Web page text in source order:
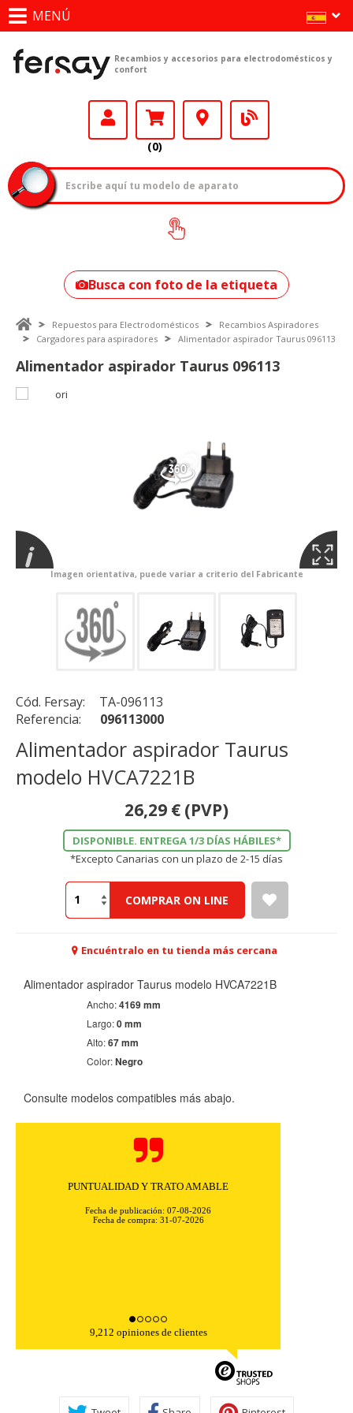
MENÚ
Recambios y accesorios para electrodomésticos y
confort
(0)
¿Cómo encontrar
tu modelo?
Busca con foto de la etiqueta
Repuestos para Electrodomésticos
Recambios Aspiradores
Cargadores para aspiradores
Alimentador aspirador Taurus 096113
Alimentador aspirador Taurus 096113
Imagen orientativa, puede variar a criterio del Fabricante
Cód. Fersay:
TA-096113
Referencia:
096113000
Alimentador aspirador Taurus
modelo HVCA7221B
26,29 € (PVP)
DISPONIBLE. ENTREGA 1/3 DÍAS HÁBILES*
*Excepto Canarias con un plazo de 2-15 días
COMPRAR ON LINE
Encuéntralo en tu tienda más cercana
Alimentador aspirador Taurus modelo HVCA7221B
Ancho:4169 mm
Largo:0 mm
Alto:67 mm
Color:Negro
Consulte modelos compatibles más abajo.
PUNTUALIDAD Y TRATO AMABLE
Fecha de publicación: 07-08-2026
Fecha de compra: 31-07-2026
9,212 opiniones de clientes
Cookies necesarias
Estas cookies son necesarias para que el sitio web
funcione y no se pueden desactivar en nuestros sistemas.
Puede configurar su navegador para bloquear o alertar
sobre estas cookies, pero alguna áreas del sitio no
funcionarán. Estas cookies no almacenan ninguna